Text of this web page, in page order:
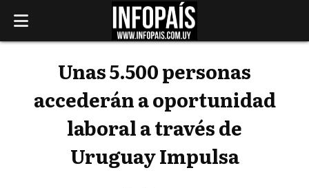
Unas 5.500 personas
accederán a oportunidad
laboral a través de
Uruguay Impulsa